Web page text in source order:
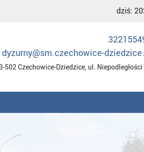
dziś:
dyzurny@sm.czechowice-
502 Czechowice-Dziedzice, ul. Niepodległości